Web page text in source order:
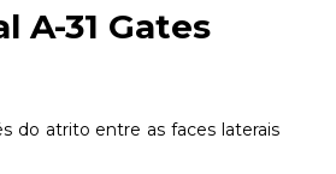
A-31 Gates
do atrito entre as faces laterais